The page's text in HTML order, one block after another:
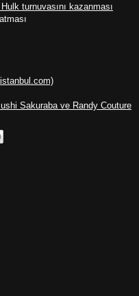
turnuvasını kazanması
Sakuraba ve Randy Couture